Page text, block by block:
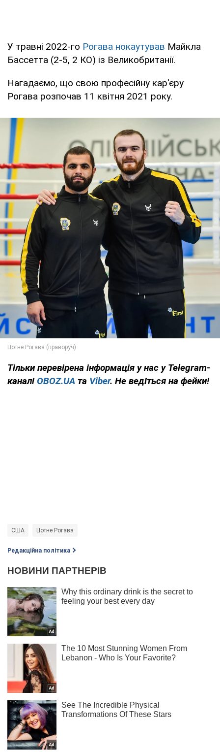
У травні 2022-го Рогава нокаутував Майкла
Бассетта (2-5, 2 КО) із Великобританії.
Нагадаємо, що свою професійну кар'єру
Рогава розпочав 11 квітня 2021 року.
Тільки перевірена інформація у нас у Telegram-
каналі OBOZ.UA та Viber. Не ведіться на фейки!
США Цотне Рогава
Редакційна політика